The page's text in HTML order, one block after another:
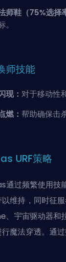
师鞋（75%选择
。
师技能
现： 对于移动性
燃： 帮助确保击
URF策略
通过频繁使用技
维持，同时征
、宇宙驱动器和
魔法穿透。通